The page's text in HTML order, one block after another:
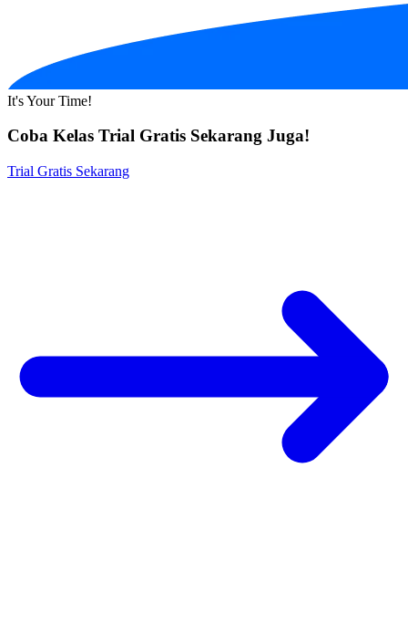
It's Your Time!
Coba Kelas Trial Gratis Sekarang Juga!
Trial Gratis Sekarang